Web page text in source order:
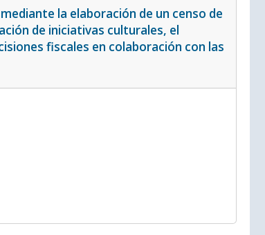
la elaboración de un censo de
de iniciativas culturales, el
fiscales en colaboración con las